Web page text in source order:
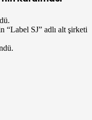
“Label SJ” adlı alt şirketi